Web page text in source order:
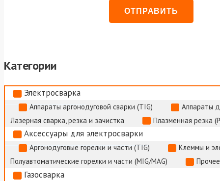
Категории
Электросварка
Аппараты аргонодуговой сварки (TIG)
Аппараты
Лазерная сварка, резка и зачистка
Плазменная резка
Аксессуары для электросварки
Аргонодуговые горелки и части (TIG)
Клеммы и
Полуавтоматические горелки и части (MIG/MAG)
Газосварка